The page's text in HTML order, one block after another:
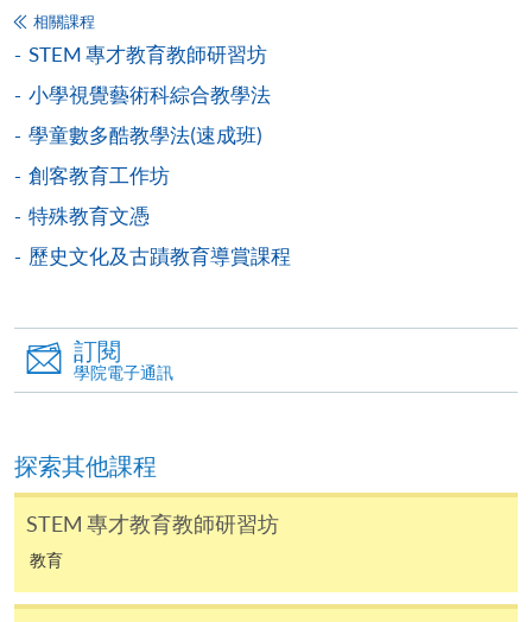
VISA 或 Mastercard、「微信支付」(Online WeChat
Pay) 、「支付寶」(Online Alipay) 或 「轉數快」(FPS)
親身報名/郵遞
報讀新課程
凡以「先到先得」為取錄方式的課程，請填妥
SF26報名表，親往
費以及所需證明文件呈交。
申請學歷頒授及專業課程可能需要其他資料，報名
表可向報名中心或有關課程負責人索取。填妥申請
往報名中心或以郵遞方式遞交。
相關課程
STEM 專才教育教師研習坊
小學視覺藝術科綜合教學法
學童數多酷教學法(速成班)
創客教育工作坊
特殊教育文憑
歷史文化及古蹟教育導賞課程
訂閱
學院電子通訊
探索其他課程
STEM 專才教育教師研習坊
教育